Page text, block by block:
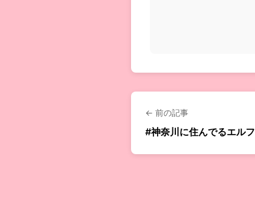
← 前の記事
#神奈川に住んでるエルフ